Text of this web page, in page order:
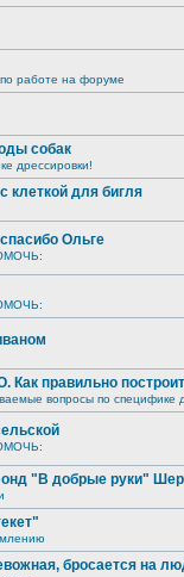
работе на форуме
собак
дрессировки!
клеткой для бигля
Ольге
Как правильно
вопросы по специфике
"В добрые руки"
бросается на